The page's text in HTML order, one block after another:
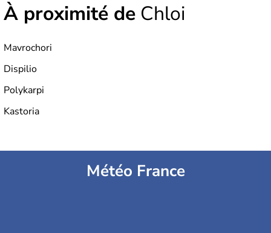
À proximité de Chloi
Mavrochori
Dispilio
Polykarpi
Kastoria
Météo France